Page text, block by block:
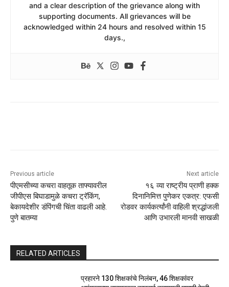
and a clear description of the grievance along with
supporting documents. All grievances will be
acknowledged within 24 hours and resolved within 15
days.,
Previous article
पीएमसीच्या कचरा वाहतूक ताफ्यावरील
जीपीएस बिघाडामुळे कचरा ट्रॅकिंग,
बेकायदेशीर डंपिंगची चिंता वाढली आहे.
पुणे बातम्या
Next article
१६ व्या राष्ट्रीय प्राणी हक्क
दिनानिमित्त पुणेकर एकत्र: एफसी
रोडवर कार्यकर्त्यांनी वाहिली श्रद्धांजली
आणि उभारली मानवी साखळी
RELATED ARTICLES
प्रहारने 130 शिक्षकांचे निलंबन, 46 शिक्षकांवर